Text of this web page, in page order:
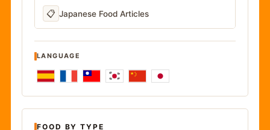
📋 Japanese Food Articles
LANGUAGE
FOOD BY TYPE